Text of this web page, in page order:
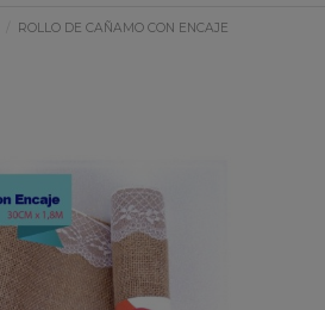
ROLLO DE CAÑAMO CON ENCAJE